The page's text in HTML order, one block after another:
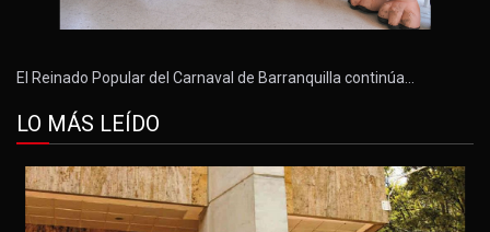
El Reinado Popular del Carnaval de Barranquilla continúa…
LO MÁS LEÍDO